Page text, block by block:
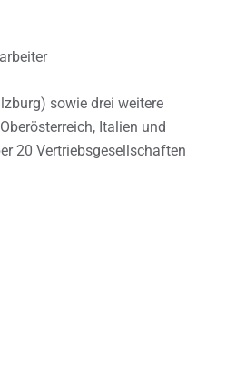
sowie drei weitere
Italien und
20 Vertriebsgesellschaften